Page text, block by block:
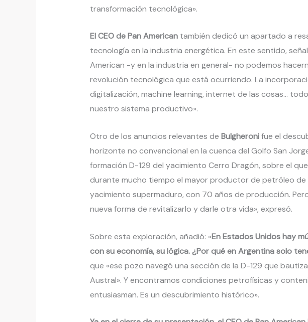
transformación tecnológica».
El CEO de Pan Americantambién dedicó un apartado a
tecnología en la industria energética. En este sentido,
American -y en la industria en general- no podemos
revolución tecnológica que está ocurriendo. La
digitalización, machine learning, internet de las cosas…
nuestro sistema productivo».
Otro de los anuncios relevantes de Bulgheronifue el
horizonte no convencional en la cuenca del Golfo San
formación D-129 del yacimiento Cerro Dragón, sobre el
durante mucho tiempo el mayor productor de petróleo de
yacimiento supermaduro, con 70 años de producción.
nueva forma de revitalizarlo y darle otra vida», expresó.
Sobre esta exploración, añadió: «En Estados Unidos hay
con su economía, su lógica. ¿Por qué en Argentina solo
que «ese pozo navegó una sección de la D-129 que
Austral». Y encontramos condiciones petrofísicas y
entusiasman. Es un descubrimiento histórico».